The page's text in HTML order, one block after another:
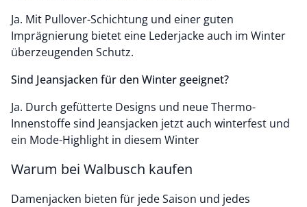
Ja. Mit Pullover-Schichtung und einer guten
Imprägnierung bietet eine Lederjacke auch im Winter
überzeugenden Schutz.
Sind Jeansjacken für den Winter geeignet?
Ja. Durch gefütterte Designs und neue Thermo-
Innenstoffe sind Jeansjacken jetzt auch winterfest und
ein Mode-Highlight in diesem Winter
Warum bei Walbusch kaufen
Damenjacken bieten für jede Saison und jedes